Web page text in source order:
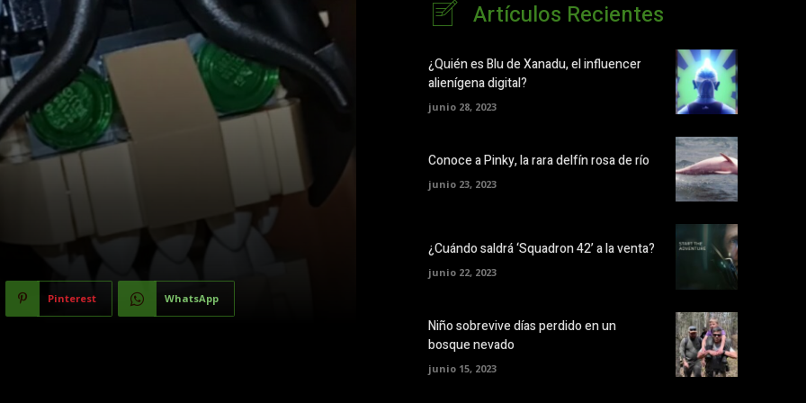
Pinterest WhatsApp
Artículos Recientes
¿Quién es Blu de Xanadu, el influencer
alienígena digital?
junio 28, 2023
Conoce a Pinky, la rara delfín rosa de río
junio 23, 2023
¿Cuándo saldrá ‘Squadron 42’ a la venta?
junio 22, 2023
Niño sobrevive días perdido en un
bosque nevado
junio 15, 2023